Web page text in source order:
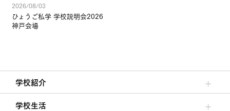
2026/08/03
ひょうご私学 学校説明会2026
神戸会場
学校紹介
理事長/学園長メッセージ
安心して任せられる学校
沿革
施設・設備
大学合格実績
学校生活